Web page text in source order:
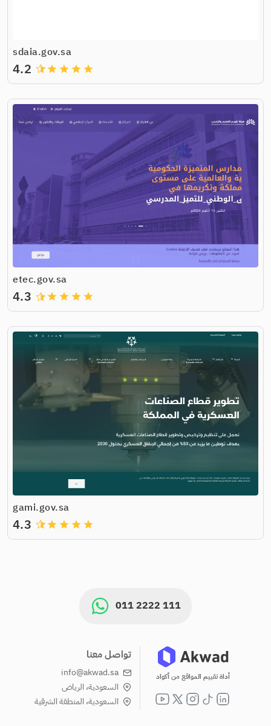
sdaia.gov.sa
grade
grade
grade
grade
4.2
etec.gov.sa
grade
grade
grade
grade
4.3
gami.gov.sa
grade
grade
grade
grade
4.3
011 2222 111
أداة تقييم المواقع من أكواد
تواصل معنا
info@akwad.sa
السعودية، الرياض
السعودية، المنطقة الشرقية